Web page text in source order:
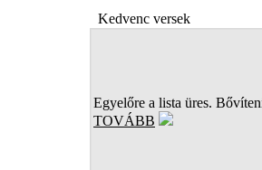
Kedvenc versek
Egyelőre a lista üres.
TOVÁBB